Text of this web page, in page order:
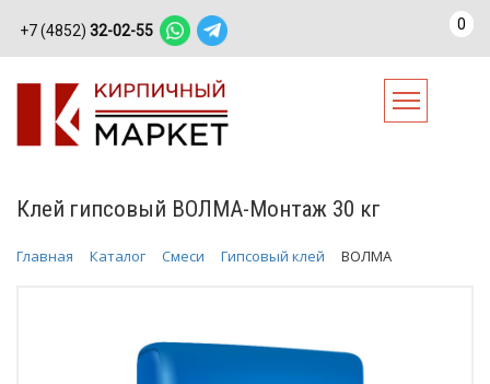
+7 (4852) 32-02-55 0
Клей гипсовый ВОЛМА-Монтаж 30 кг
Главная Каталог Смеси Гипсовый клей ВОЛМА